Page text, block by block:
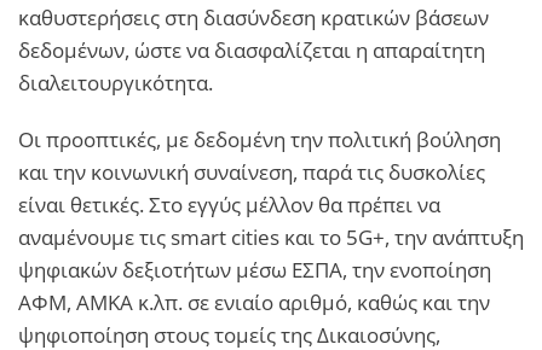
καθυστερήσεις στη διασύνδεση κρατικών βάσεων
δεδομένων, ώστε να διασφαλίζεται η απαραίτητη
διαλειτουργικότητα.
Οι προοπτικές, με δεδομένη την πολιτική βούληση
και την κοινωνική συναίνεση, παρά τις δυσκολίες
είναι θετικές. Στο εγγύς μέλλον θα πρέπει να
αναμένουμε τις smart cities και το 5G+, την ανάπτυξη
ψηφιακών δεξιοτήτων μέσω ΕΣΠΑ, την ενοποίηση
ΑΦΜ, ΑΜΚΑ κ.λπ. σε ενιαίο αριθμό, καθώς και την
ψηφιοποίηση στους τομείς της Δικαιοσύνης,